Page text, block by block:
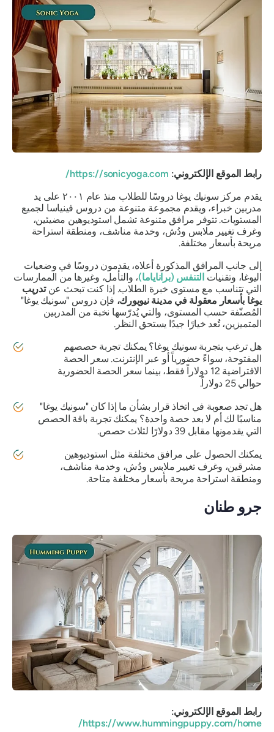
رابط الموقع الإلكتروني: https://sonicyoga.com/
يقدم مركز سونيك يوغا دروسًا للطلاب منذ عام ٢٠٠١ على يد
مدربين خبراء، ويقدم مجموعة متنوعة من دروس فينياسا لجميع
المستويات. تتوفر مرافق متنوعة تشمل استوديوهين مضيئين،
وغرف تغيير ملابس ودُش، وخدمة مناشف، ومنطقة استراحة
مريحة بأسعار مختلفة.
إلى جانب المرافق المذكورة أعلاه، يقدمون دروسًا في وضعيات
اليوغا، وتقنياتالتنفس (براناياما)، والتأمل، وغيرها من الممارسات
التي تتناسب مع مستوى خبرة الطلاب. إذا كنت تبحث عنتدريب
يوغا بأسعار معقولة في مدينة نيويورك،فإن دروس "سونيك يوغا"
المُصنّفة حسب المستوى، والتي يُدرّسها نخبة من المدربين
المتميزين، تُعد خيارًا جيدًا يستحق النظر.
هل ترغب بتجربة سونيك يوغا؟ يمكنك تجربة حصصهم
المفتوحة، سواءً حضورياً أو عبر الإنترنت. سعر الحصة
الافتراضية 12 دولاراً فقط، بينما سعر الحصة الحضورية
حوالي 25 دولاراً.
هل تجد صعوبة في اتخاذ قرار بشأن ما إذا كان "سونيك يوغا"
مناسبًا لك أم لا بعد حصة واحدة؟ يمكنك تجربة باقة الحصص
التي يقدمونها مقابل 39 دولارًا لثلاث حصص.
يمكنك الحصول على مرافق مختلفة مثل استوديوهين
مشرقين، وغرف تغيير ملابس ودُش، وخدمة مناشف،
ومنطقة استراحة مريحة بأسعار مختلفة متاحة.
جرو طنان
رابط الموقع الإلكتروني:
https://www.hummingpuppy.com/home/